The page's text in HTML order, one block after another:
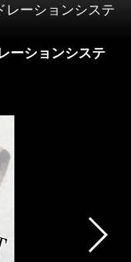
レーションシステ
ーションシステ